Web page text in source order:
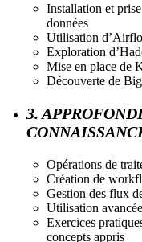
Installation et
données
Utilisation
Exploration
Mise en place de
Découverte de
3.
Opérations de
Création de
Gestion des flux
Utilisation
Exercices
concepts appris